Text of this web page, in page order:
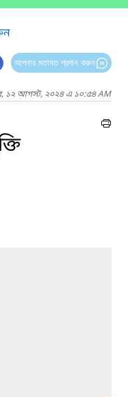
আপনার মতামত প্রদান করুন
১২ আগস্ট, ২০২৪ এ ১০:৫৪ AM